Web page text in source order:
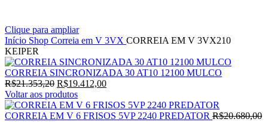
Clique para ampliar
Início Shop Correia em V 3VX CORREIA EM V 3VX210
KEIPER
CORREIA SINCRONIZADA 30 AT10 12100 MULCO
R$21.353,20 O
preço
original
era:
R$19.412,00O
atual
é:
Voltar aos produtos
CORREIA EM V 6 FRISOS 5VP 2240 PREDATOR R$20.680,00